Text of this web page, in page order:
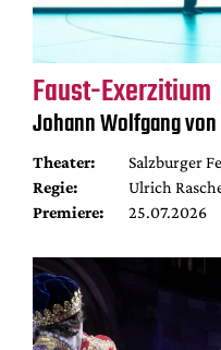
Faust-Exerzitium
Johann Wolfgang
Theater:
Salzburger
Regie:
Ulrich
Premiere:
25.07.2026